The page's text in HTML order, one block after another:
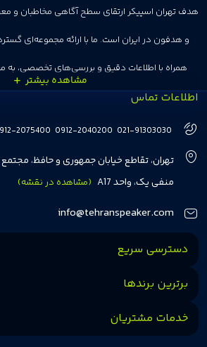
هدف تهران اسپیکر ارتقای سطح آگاهی مخاطبان و
و هدفون در ایران است. ما با ارائه مجموعه‌ای
همراه با اطلاعات دقیق و بررسی‌های تخصصی، به
انتخاب‌های درست و هوشمندانه‌ای داشته باشند. تهران
هفت سال در این زمینه، بر ایجاد تجربه خریدی آسان،
مشتریان بتوانند با خیالی آسوده از انتخاب خود لذت
مشتریان اهمیت می‌دهیم و همواره در تلاشیم تا
کنیم.
اطلاعات تماس
021-91303030
0912-2040200
2075400
تهران، تقاطع خیابان جمهوری و حافظ،
منفی یک، واحد A17
(مشاهده در نقشه)
info@tehranspeaker.com
دسترسی سریع
برترین برندها
خدمات مشتریان